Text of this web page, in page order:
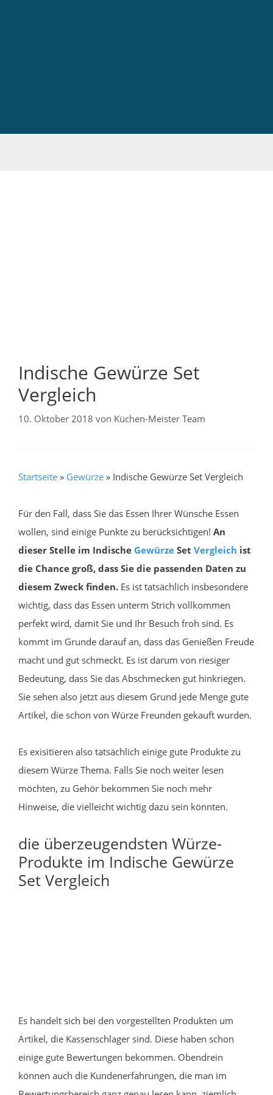
Indische Gewürze Set
Vergleich
10. Oktober 2018 von Küchen-Meister Team
Startseite » Gewürze » Indische Gewürze Set Vergleich
Für den Fall, dass Sie das Essen Ihrer Wünsche Essen
wollen, sind einige Punkte zu berücksichtigen! An
dieser Stelle im Indische Gewürze Set Vergleich ist
die Chance groß, dass Sie die passenden Daten zu
diesem Zweck finden. Es ist tatsächlich insbesondere
wichtig, dass das Essen unterm Strich vollkommen
perfekt wird, damit Sie und Ihr Besuch froh sind. Es
kommt im Grunde darauf an, dass das Genießen Freude
macht und gut schmeckt. Es ist darum von riesiger
Bedeutung, dass Sie das Abschmecken gut hinkriegen.
Sie sehen also jetzt aus diesem Grund jede Menge gute
Artikel, die schon von Würze Freunden gekauft wurden.
Es exisitieren also tatsächlich einige gute Produkte zu
diesem Würze Thema. Falls Sie noch weiter lesen
möchten, zu Gehör bekommen Sie noch mehr
Hinweise, die vielleicht wichtig dazu sein könnten.
die überzeugendsten Würze-
Produkte im Indische Gewürze
Set Vergleich
Es handelt sich bei den vorgestellten Produkten um
Artikel, die Kassenschlager sind. Diese haben schon
einige gute Bewertungen bekommen. Obendrein
können auch die Kundenerfahrungen, die man im